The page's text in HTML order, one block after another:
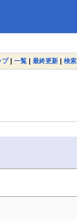
プ| 一覧 | 最終更新 | 検索